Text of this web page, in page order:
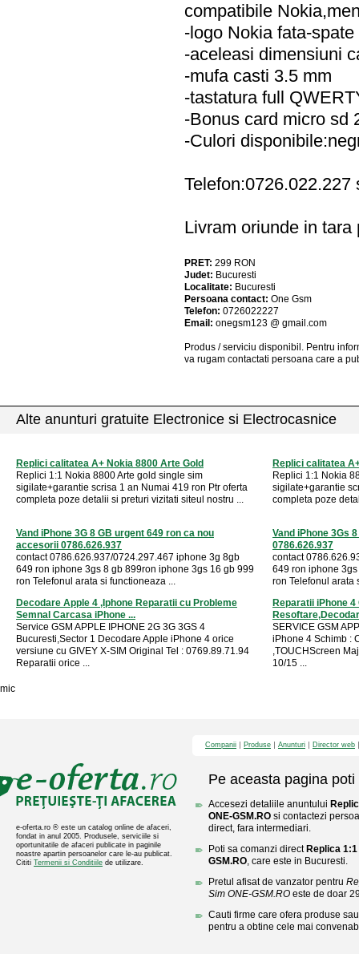
compatibile
-logo Nokia fata-spate
-aceleasi dimensiuni
-mufa casti 3.5 mm
-tastatura full
-Bonus card micro sd
-Culori
Telefon:0726.022.227
Livram oriunde in
PRET: 299 RON
Judet: Bucuresti
Localitate: Bucuresti
Persoana contact: One Gsm
Telefon: 0726022227
Email: onegsm123 @ gmail.com
Produs / serviciu disponibil . Pentru
va rugam contactati persoana care a
Alte anunturi gratuite Electronice si Electrocasnice
Replici calitatea A+ Nokia 8800 Arte Gold
Replici 1:1 Nokia 8800 Arte gold single sim
sigilate+garantie scrisa 1 an Numai 419 ron Ptr oferta
completa poze detalii si preturi vizitati siteul nostru ...
Replici calitatea
Replici 1:1 Nokia
sigilate+garantie
completa poze
Vand iPhone 3G 8 GB urgent 649 ron ca nou
accesorii 0786.626.937
contact 0786.626.937/0724.297.467 iphone 3g 8gb
649 ron iphone 3gs 8 gb 899ron iphone 3gs 16 gb 999
ron Telefonul arata si functioneaza ...
Vand iPhone 3Gs
0786.626.937
contact
649 ron iphone
ron Telefonul arata
Decodare Apple 4 ,Iphone Reparatii cu Probleme
Semnal Carcasa iPhone ...
Service GSM APPLE IPHONE 2G 3G 3GS 4
Bucuresti,Sector 1 Decodare Apple iPhone 4 orice
versiune cu GIVEY X-SIM Original Tel : 0769.89.71.94
Reparatii orice ...
Reparatii iPhone
SERVICE GSM
iPhone 4 Schimb :
,TOUCHScreen
10/15 ...
mic
e-oferta.ro ® este un catalog online de afaceri,
fondat in anul 2005. Produsele, serviciile si
oportunitatile de afaceri publicate in paginile
noastre apartin persoanelor care le-au publicat.
Cititi Termenii si Conditiile de utilizare.
Companii Produse Anunturi Director web
Pe aceasta pagina poti
Accesezi detaliile anuntului
ONE-GSM.RO si contactezi
direct, fara intermediari.
Poti sa comanzi direct Replica
GSM.RO, care este in Bucuresti.
Pretul afisat de vanzator pentru
Sim ONE-GSM.RO este de doar
Cauti firme care ofera produse
pentru a obtine cele mai